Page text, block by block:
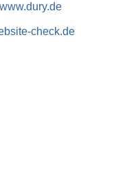
www.dury.de
check.de